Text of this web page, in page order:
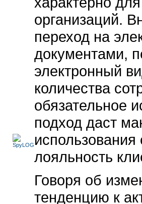
организаций.
переход на
документами,
электронный
количества
обязательное
подход даст
лояльность
Говоря об
тенденцию к